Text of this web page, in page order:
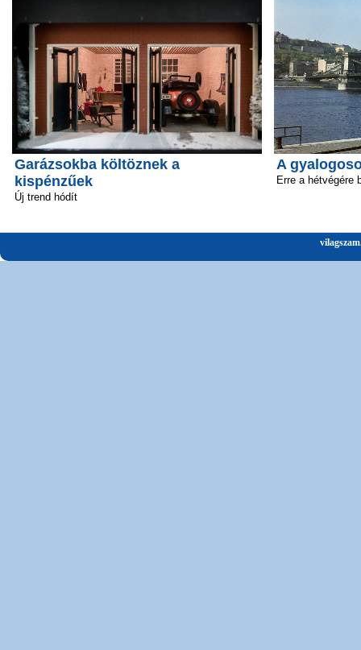
Garázsokba költöznek a
kispénzűek
Új trend hódít
A
Erre a hétvégére